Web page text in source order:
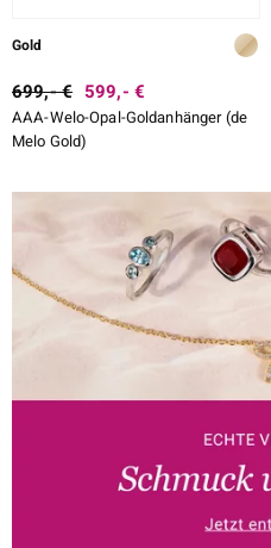
Gold
699,- € 599,- €
AAA-Welo-Opal-Goldanhänger (de
Melo Gold)